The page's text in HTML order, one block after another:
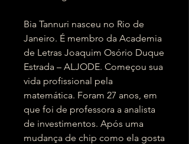
Bia Tannuri nasceu no Rio de
Janeiro. É membro da Academia
de Letras Joaquim Osório Duque
Estrada – ALJODE. Começou sua
vida profissional pela
matemática. Foram 27 anos, em
que foi de professora a analista
de investimentos. Após uma
mudança de chip como ela gosta